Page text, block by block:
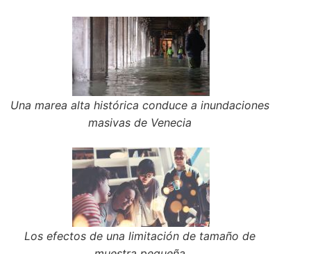
Una marea alta histórica conduce a inundaciones
masivas de Venecia
Los efectos de una limitación de tamaño de